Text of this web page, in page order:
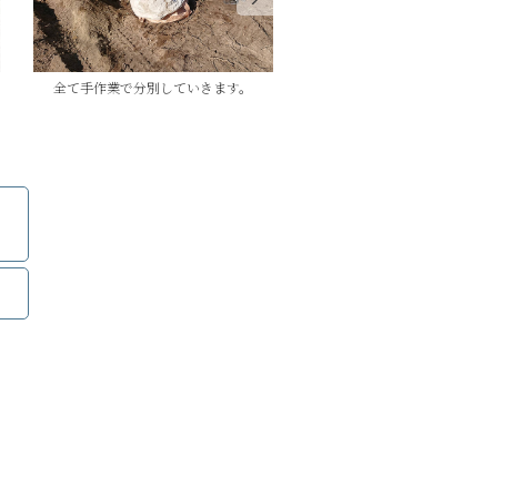
全て手作業で分別していきます。